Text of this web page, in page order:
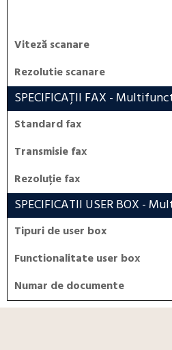
Viteză scanare
Rezolutie scanare
SPECIFICAȚII FAX -
Standard fax
Transmisie fax
Rezoluție fax
SPECIFICATII USER BOX -
Tipuri de user box
Functionalitate user box
Numar de documente